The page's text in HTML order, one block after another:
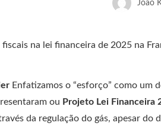
Joao
Enfatizamos o “esforço” como um
ou Projeto Lei Financeira
da regulação do gás, apesar do